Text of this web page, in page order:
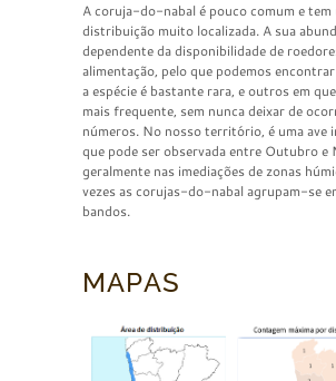
A coruja-do-nabal é pouco comum e tem
distribuição muito localizada. A sua
dependente da disponibilidade de
alimentação, pelo que podemos
a espécie é bastante rara, e outros em
mais frequente, sem nunca deixar de
números. No nosso território, é uma ave
que pode ser observada entre Outubro e
geralmente nas imediações de zonas
vezes as corujas-do-nabal agrupam-se
bandos.
MAPAS